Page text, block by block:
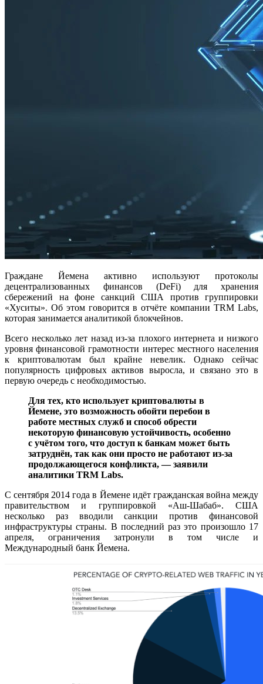
Граждане Йемена активно используют протоколы
децентрализованных финансов (DeFi) для хранения
сбережений на фоне санкций США против группировки
«Хуситы». Об этом говорится в отчёте компании TRM Labs,
которая занимается аналитикой блокчейнов.
Всего несколько лет назад из-за плохого интернета и низкого
уровня финансовой грамотности интерес местного населения
к криптовалютам был крайне невелик. Однако сейчас
популярность цифровых активов выросла, и связано это в
первую очередь с необходимостью.
Для тех, кто использует криптовалюты в
Йемене, это возможность обойти перебои в
работе местных служб и способ обрести
некоторую финансовую устойчивость, особенно
с учётом того, что доступ к банкам может быть
затруднён, так как они просто не работают из-за
продолжающегося конфликта, — заявили
аналитики TRM Labs.
С сентября 2014 года в Йемене идёт гражданская война между
правительством и группировкой «Аш-Шабаб». США
несколько раз вводили санкции против финансовой
инфраструктуры страны. В последний раз это произошло 17
апреля, ограничения затронули в том числе и
Международный банк Йемена.